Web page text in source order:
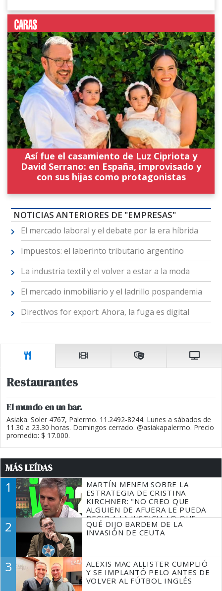
Así fue el casamiento de Luz Cipriota y
David Serrano: en España, improvisado y
con sus hijas como protagonistas
NOTICIAS ANTERIORES DE "EMPRESAS"
El mercado laboral y el debate por la era híbrida
Impuestos: el laberinto tributario argentino
La industria textil y el volver a estar a la moda
El mercado inmobiliario y el ladrillo pospandemia
Directivos for export: Ahora, la fuga es digital
Restaurantes
El mundo en un bar.
Asiaka. Soler 4767, Palermo. 11.2492-8244. Lunes a sábados de
11.30 a 23.30 horas. Domingos cerrado. @asiakapalermo. Precio
promedio: $ 17.000.
MÁS LEÍDAS
1
MARTÍN MENEM SOBRE LA
ESTRATEGIA DE CRISTINA
KIRCHNER: "NO CREO QUE
ALGUIEN DE AFUERA LE PUEDA
DECIR A LA JUSTICIA LO QUE
TIENE QUE HACER"
2
QUÉ DIJO BARDEM DE LA
INVASIÓN DE CEUTA
3
ALEXIS MAC ALLISTER CUMPLIÓ
Y SE IMPLANTÓ PELO ANTES DE
VOLVER AL FÚTBOL INGLÉS